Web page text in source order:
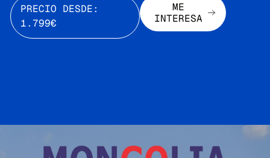
PRECIO DESDE:
1.799€
ME
INTERESA